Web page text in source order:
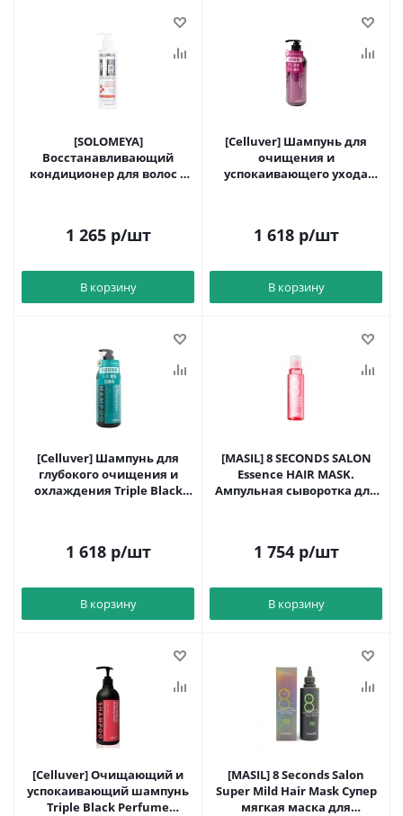
[SOLOMEYA]
Восстанавливающий
кондиционер для волос с
1 265р/шт
В корзину
[Celluver] Шампунь для
очищения и
успокаивающего ухода
1 618р/шт
В корзину
[Celluver] Шампунь для
глубокого очищения и
охлаждения Triple Black
1 618р/шт
В корзину
[MASIL] 8 SECONDS SALON
Essence HAIR MASK.
Ампульная сыворотка для
1 754р/шт
В корзину
[Celluver] Очищающий и
успокаивающий шампунь
Triple Black Perfume
[MASIL] 8 Seconds Salon
Super Mild Hair Mask Супер
мягкая маска для